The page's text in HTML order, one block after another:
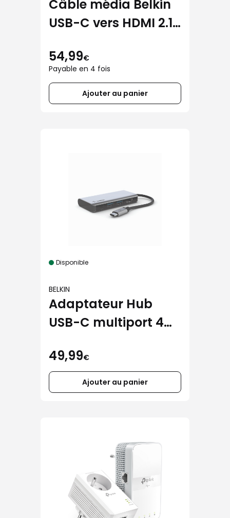
Câble média Belkin
USB-C vers HDMI 2.1
54,99€
Payable en 4 fois
Ajouter au panier
Disponible
BELKIN
Adaptateur Hub
USB-C multiport 4
49,99€
Ajouter au panier